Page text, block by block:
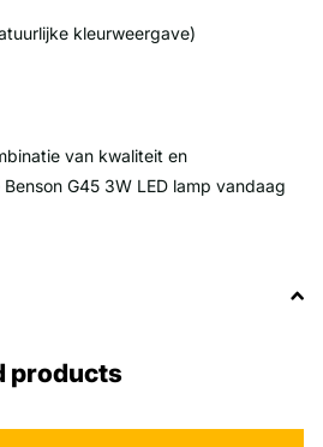
kleurweergave)
van kwaliteit en
G45 3W LED lamp vandaag
products